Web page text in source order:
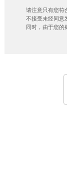
请注意只有您符
不接受未经同意
同时，由于您的